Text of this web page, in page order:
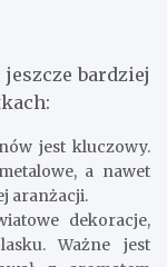
bardziej
jest kluczowy.
a nawet
aranżacji.
dekoracje,
Ważne jest